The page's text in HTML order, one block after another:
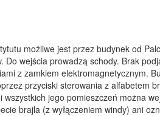
możliwe jest przez budynek od
wejścia prowadzą schody. Brak
z zamkiem elektromagnetycznym.
przyciski sterowania z alfabetem
jego pomieszczeń można
brajla (z wyłączeniem windy) ani